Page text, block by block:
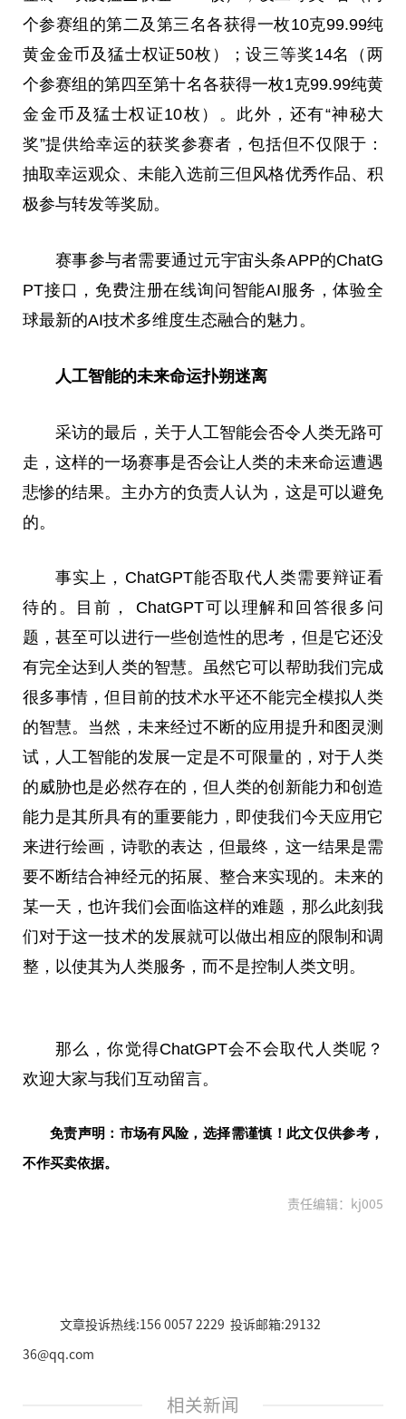
个参赛组的第二及第三名各获得一枚10克99.99纯
黄金金币 及猛士权证50枚）；设三等奖14名（两
个参赛组的第四至第十名各获得一枚1克99.99纯黄
金金币 及猛士权证10枚）。此外，还有“神秘大
奖”提供给幸运的获奖参赛者，包括但不仅限于：
抽取幸运观众、未能入选前三但风格优秀作品、积
极参与转发等奖励。
赛事参与者需要通过元宇宙头条APP的ChatG
PT接口，免费注册在线询问智能AI服务，体验全
球最新的AI技术多维度生态融合的魅力。
人工智能的未来命运扑朔迷离
采访的最后，关于人工智能会否令人类无路可
走，这样的一场赛事是否会让人类的未来命运遭遇
悲惨的结果。主办方的负责人认为，这是可以避免
的。
事实上，ChatGPT能否取代人类需要辩证看
待的。目前， ChatGPT可以理解和回答很多问
题，甚至可以进行一些创造性的思考，但是它还没
有完全达到人类的智慧。虽然它可以帮助我们完成
很多事情，但目前的技术水平还不能完全模拟人类
的智慧。当然，未来经过不断的应用提升和图灵测
试，人工智能的发展一定是不可限量的，对于人类
的威胁也是必然存在的，但人类的创新能力和创造
能力是其所具有的重要能力，即使我们今天应用它
来进行绘画，诗歌的表达，但最终，这一结果是需
要不断结合神经元的拓展、整合来实现的。未来的
某一天，也许我们会面临这样的难题，那么此刻我
们对于这一技术的发展就可以做出相应的限制和调
整，以使其为人类服务，而不是控制人类文明。
那么，你觉得ChatGPT会不会取代人类呢？
欢迎大家与我们互动留言。
免责声明：市场有风险，选择需谨慎！此文仅供参考，
不作买卖依据。
责任编辑：kj005
文章投诉热线:156 0057 2229 投诉邮箱:29132
36@qq.com
相关新闻